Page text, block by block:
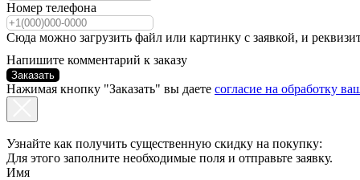
Номер телефона
Сюда можно загрузить файл или картинку с заявкой, и
Напишите комментарий к заказу
Заказать
Нажимая кнопку "Заказать" вы даете согласие на обработку
Узнайте как получить существенную скидку на покупку:
Для этого заполните необходимые поля и отправьте заявку.
Имя